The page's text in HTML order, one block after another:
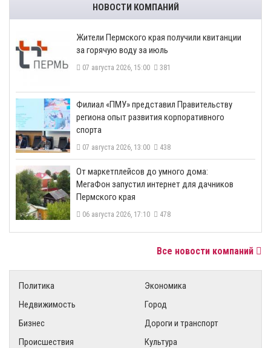
НОВОСТИ КОМПАНИЙ
​Жители Пермского края получили квитанции
за горячую воду за июль
07 августа 2026, 15:00 381
​Филиал «ПМУ» представил Правительству
региона опыт развития корпоративного
спорта
07 августа 2026, 13:00 438
От маркетплейсов до умного дома:
МегаФон запустил интернет для дачников
Пермского края
06 августа 2026, 17:10 478
Все новости компаний
Политика
Экономика
Недвижимость
Город
Бизнес
Дороги и транспорт
Происшествия
Культура